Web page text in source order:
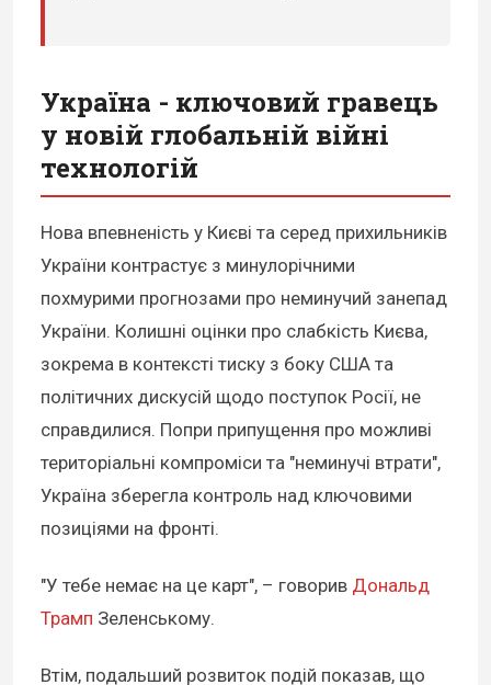
Україна - ключовий гравець
у новій глобальній війні
технологій
Нова впевненість у Києві та серед прихильників
України контрастує з минулорічними
похмурими прогнозами про неминучий занепад
України. Колишні оцінки про слабкість Києва,
зокрема в контексті тиску з боку США та
політичних дискусій щодо поступок Росії, не
справдилися. Попри припущення про можливі
територіальні компроміси та "неминучі втрати",
Україна зберегла контроль над ключовими
позиціями на фронті.
"У тебе немає на це карт", – говорив Дональд
Трамп Зеленському.
Втім, подальший розвиток подій показав, що